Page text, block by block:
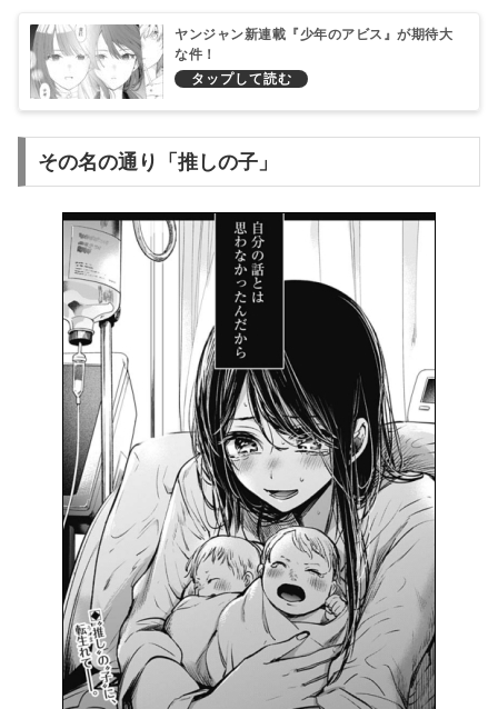
ヤンジャン新連載『少年のアビス』が期待大
な件！
その名の通り「推しの子」